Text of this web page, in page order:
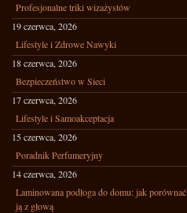
Profesjonalne triki wizażystów
19 czerwca, 2026
Lifestyle i Zdrowe Nawyki
18 czerwca, 2026
Bezpieczeństwo w Sieci
17 czerwca, 2026
Lifestyle i Samoakceptacja
15 czerwca, 2026
Poradnik Perfumeryjny
14 czerwca, 2026
Laminowana podłoga do domu: jak porównać
ją z głową